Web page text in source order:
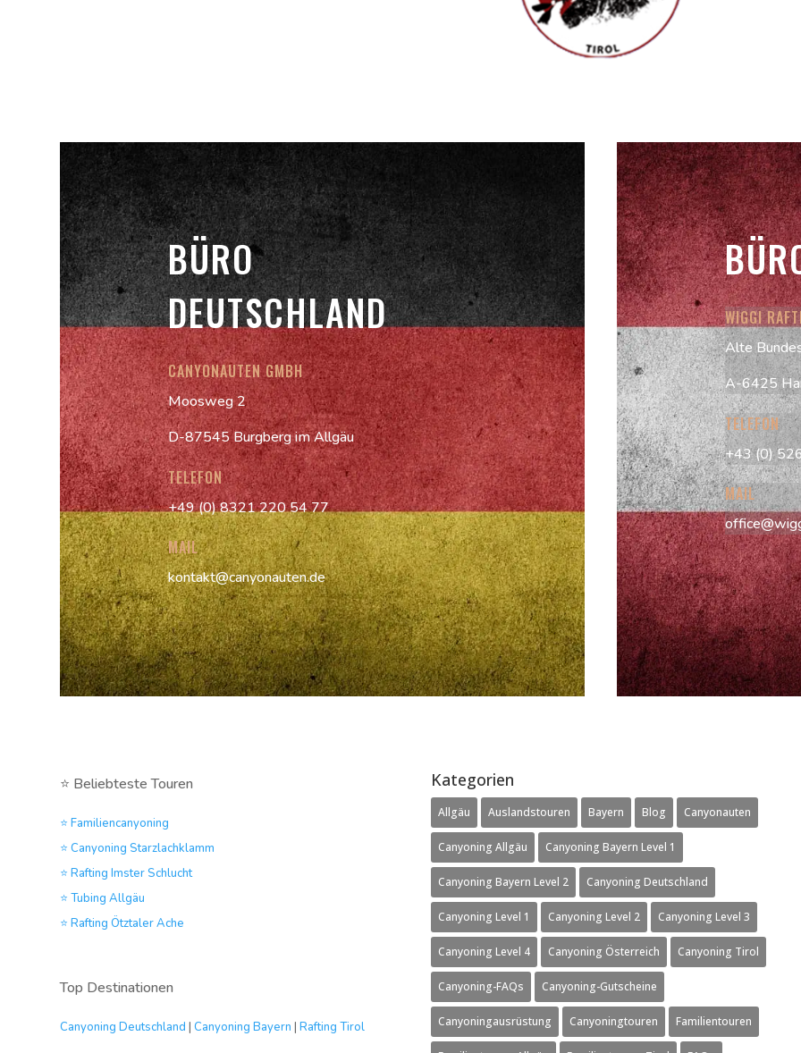
BÜRO
DEUTSCHLAND
CANYONAUTEN GMBH
Moosweg 2
D-87545 Burgberg im Allgäu
TELEFON
+49 (0) 8321 220 54 77
MAIL
kontakt@canyonauten.de
WIGGI
Alte
A-6425
TELEFON
+43 (0)
MAIL
⭐ Beliebteste Touren
⭐ Familiencanyoning
⭐ Canyoning Starzlachklamm
⭐ Rafting Imster Schlucht
⭐ Tubing Allgäu
⭐ Rafting Ötztaler Ache
Top Destinationen
Canyoning Deutschland | Canyoning Bayern |Rafting Tirol
Kategorien
Allgäu Auslandstouren Bayern Blog Canyonauten
Canyoning Allgäu Canyoning Bayern Level 1
Canyoning Bayern Level 2 Canyoning Deutschland
Canyoning Level 1 Canyoning Level 2 Canyoning Level 3
Canyoning Level 4 Canyoning Österreich Canyoning Tirol
Canyoning-FAQs Canyoning-Gutscheine
Canyoningausrüstung Canyoningtouren Familientouren